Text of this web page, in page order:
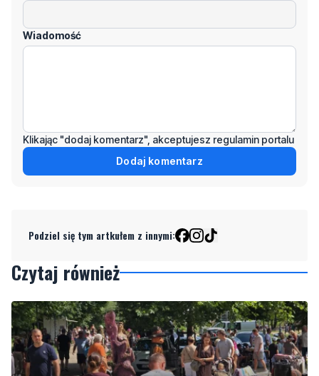
Wiadomość
Klikając "dodaj komentarz", akceptujesz regulamin portalu
Dodaj komentarz
Podziel się tym artkułem z innymi:
Czytaj również